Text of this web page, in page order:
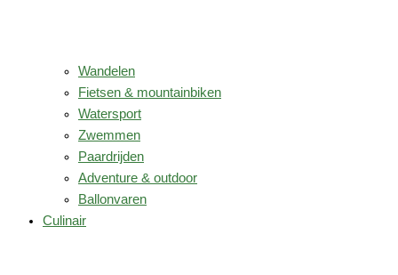
Wandelen
Fietsen & mountainbiken
Watersport
Zwemmen
Paardrijden
Adventure & outdoor
Ballonvaren
Culinair